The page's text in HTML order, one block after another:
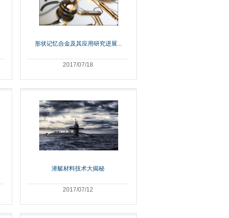
形状记忆合金及其应用研究进展...
2017/07/18
潜艇材料技术大揭秘
2017/07/12